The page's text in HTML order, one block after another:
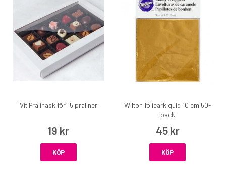
Vit Pralinask för 15 praliner
19 kr
KÖP
Wilton folieark guld 10 cm 50-
pack
45 kr
KÖP